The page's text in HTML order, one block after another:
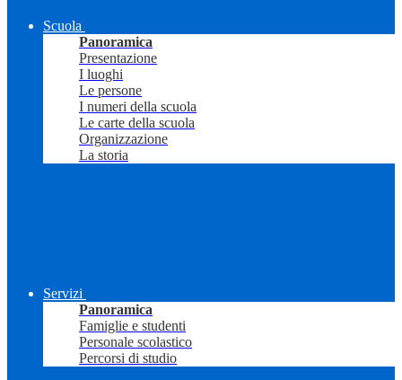
Scuola
Panoramica
Presentazione
I luoghi
Le persone
I numeri della scuola
Le carte della scuola
Organizzazione
La storia
Servizi
Panoramica
Famiglie e studenti
Personale scolastico
Percorsi di studio